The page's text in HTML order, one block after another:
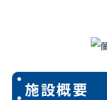
施設概要